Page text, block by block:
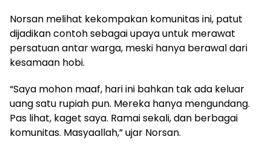
Norsan melihat kekompakan komunitas ini, patut
dijadikan contoh sebagai upaya untuk merawat
persatuan antar warga, meski hanya berawal dari
kesamaan hobi.
“Saya mohon maaf, hari ini bahkan tak ada keluar
uang satu rupiah pun. Mereka hanya mengundang.
Pas lihat, kaget saya. Ramai sekali, dan berbagai
komunitas. Masyaallah,” ujar Norsan.